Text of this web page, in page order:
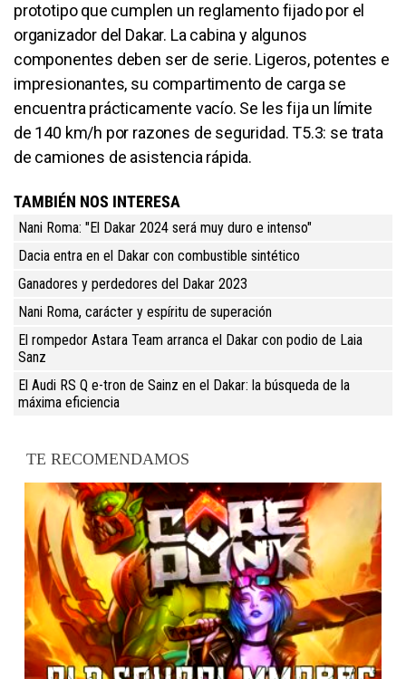
prototipo que cumplen un reglamento fijado por el
organizador del Dakar. La cabina y algunos
componentes deben ser de serie. Ligeros, potentes e
impresionantes, su compartimento de carga se
encuentra prácticamente vacío. Se les fija un límite
de 140 km/h por razones de seguridad. T5.3: se trata
de camiones de asistencia rápida.
TAMBIÉN NOS INTERESA
Nani Roma: "El Dakar 2024 será muy duro e intenso"
Dacia entra en el Dakar con combustible sintético
Ganadores y perdedores del Dakar 2023
Nani Roma, carácter y espíritu de superación
El rompedor Astara Team arranca el Dakar con podio de Laia
Sanz
El Audi RS Q e-tron de Sainz en el Dakar: la búsqueda de la
máxima eficiencia
TE RECOMENDAMOS